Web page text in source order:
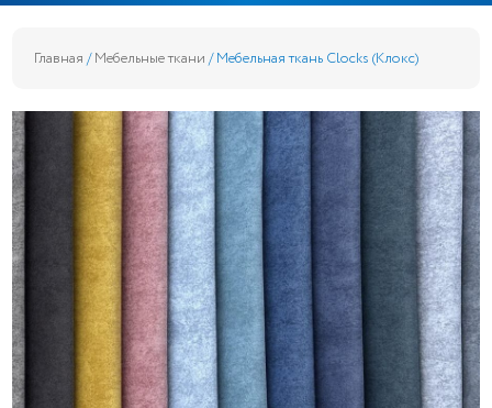
Главная /Мебельные ткани / Мебельная ткань Clocks (Клокс)